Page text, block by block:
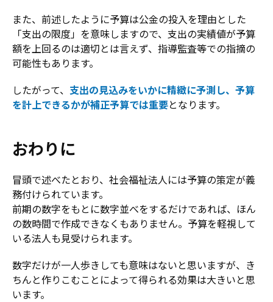
また、前述したように予算は公金の投入を理由とした
「支出の限度」を意味しますので、支出の実績値が予算
額を上回るのは適切とは言えず、指導監査等での指摘の
可能性もあります。
したがって、 支出の見込みをいかに精緻に予測し、予算
を計上できるかが補正予算では重要となります。
おわりに
冒頭で述べたとおり、社会福祉法人には予算の策定が義
務付けられています。
前期の数字をもとに数字並べをするだけであれば、ほん
の数時間で作成できなくもありません。予算を軽視して
いる法人も見受けられます。
数字だけが一人歩きしても意味はないと思いますが、き
ちんと作りこむことによって得られる効果は大きいと思
います。